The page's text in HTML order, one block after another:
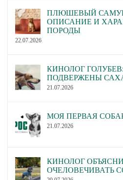
ПЛЮШЕВЫЙ
ОПИСАНИЕ И
ПОРОДЫ
22.07.2026
КИНОЛОГ
ПОДВЕРЖЕНЫ
21.07.2026
МОЯ ПЕРВАЯ
21.07.2026
КИНОЛОГ
ОЧЕЛОВЕЧИВАТЬ